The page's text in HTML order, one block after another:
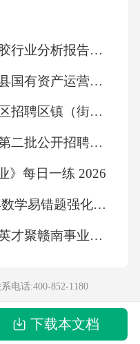
队协作流程俯卧
步优化PEEP水
目标维持PaO₂/FiO
调整俯卧位通气实
呼吸机相关肺
使用无菌技术，
吸机管路，减少细
理每日至少进行2-
抗菌溶液冲洗，减
，改善氧合并降
2026年异戊二烯再生胶行业分析报告及未来发展趋势报告
2025云南丽江市永胜县国有资产运营集团有限公司第二轮招聘笔试考试及拟和人员笔试历年参考题库附带答案详解
2026江苏南通市海门区招聘区镇（街道）专职安全巡查员第二批49人考试备考题库及答案详解
2026年鲁南技师学院第二批公开招聘教师和教辅人员（7名）笔试备考试题及答案详解
》每日一练 2026
分班考小升初 2026年数学易错题强化训练：运算定律（人教版） 有答案
2026江西赣州市十万英才聚赣南事业单位招聘高层次急需紧缺专业技术人才359人（武汉站）笔试备考题库及答案详解
电话:400-852-1180
下载本文档